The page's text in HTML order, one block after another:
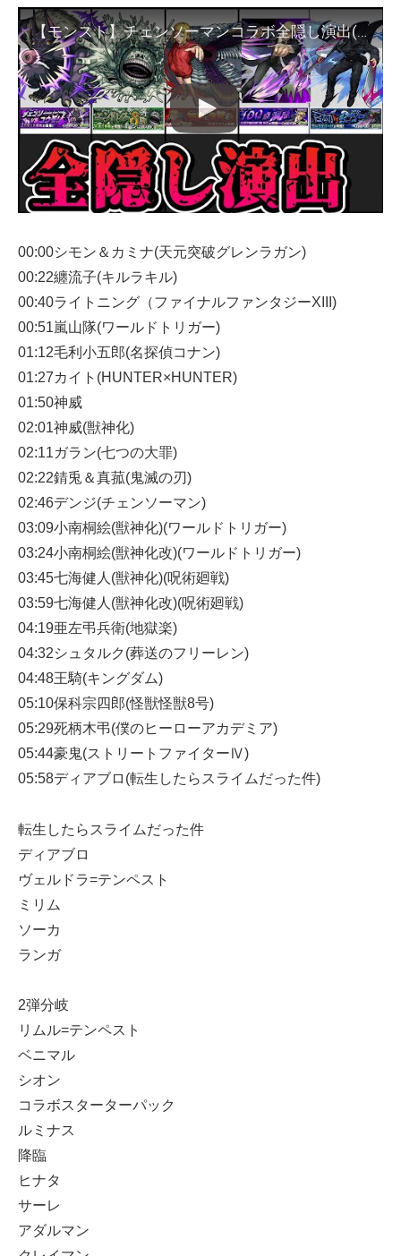
【モンスト】チェンソーマンコラボ全隠し演出(特殊演出)5種類 発動条件記載 完全版【チェンソーマンコラボ】/ CHAINSAW MAN
00:00シモン＆カミナ(天元突破グレンラガン)
00:22纏流子(キルラキル)
00:40ライトニング（ファイナルファンタジーXIII)
00:51嵐山隊(ワールドトリガー)
01:12毛利小五郎(名探偵コナン)
01:27カイト(HUNTER×HUNTER)
01:50神威
02:01神威(獣神化)
02:11ガラン(七つの大罪)
02:22錆兎＆真菰(鬼滅の刃)
02:46デンジ(チェンソーマン)
03:09小南桐絵(獣神化)(ワールドトリガー)
03:24小南桐絵(獣神化改)(ワールドトリガー)
03:45七海健人(獣神化)(呪術廻戦)
03:59七海健人(獣神化改)(呪術廻戦)
04:19亜左弔兵衛(地獄楽)
04:32シュタルク(葬送のフリーレン)
04:48王騎(キングダム)
05:10保科宗四郎(怪獣怪獣8号)
05:29死柄木弔(僕のヒーローアカデミア)
05:44豪鬼(ストリートファイターⅣ)
05:58ディアブロ(転生したらスライムだった件)
転生したらスライムだった件
ディアブロ
ヴェルドラ=テンペスト
ミリム
ソーカ
ランガ
2弾分岐
リムル=テンペスト
ベニマル
シオン
コラボスターターパック
ルミナス
降臨
ヒナタ
サーレ
アダルマン